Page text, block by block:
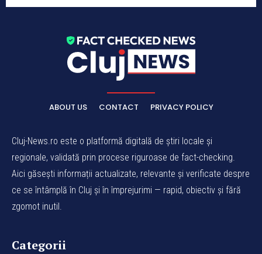
ABOUT US CONTACT PRIVACY POLICY
Cluj-News.ro este o platformă digitală de știri locale și
regionale, validată prin procese riguroase de fact-checking.
Aici găsești informații actualizate, relevante și verificate despre
ce se întâmplă în Cluj și în împrejurimi — rapid, obiectiv și fără
zgomot inutil.
Categorii